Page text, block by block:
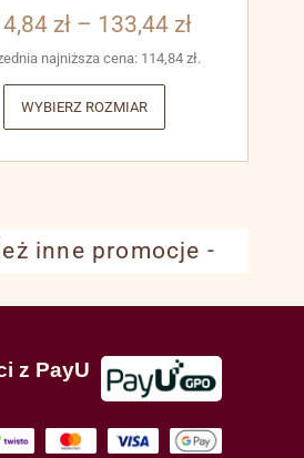
zł – 133,44 zł
najniższa cena: 114,84 zł.
WYBIERZ ROZMIAR
inne promocje -
z PayU